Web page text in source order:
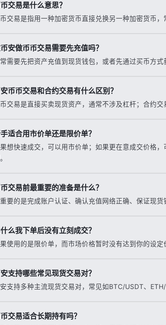
交易是什么意思？
交易是指用一种加密货币直接兑换另一种加密货币
安做币币交易需要先充值吗？
需要先把资产充值到现货钱包，或者先通过买币方式
币币交易和合约交易有什么区别？
交易是直接买卖现货资产，通常不涉及杠杆；合约
适合用市价单还是限价单？
想快速成交，可以用市价单；如果更在意成交价格
交易前最重要的准备是什么？
要的是完成账户认证、确认充值网络正确、保证现货
么我下单后没有立刻成交？
使用的是限价单，而市场价格暂时没有达到你的设定
支持哪些常见现货交易对？
支持多种主流现货交易对，常见如BTC/USDT、
交易适合长期持有吗？